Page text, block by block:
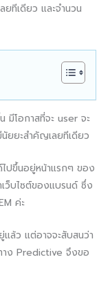
ทีเดียว และจำนวน
มีโอกาสที่จะ user จะ
ยยะสำคัญเลยทีเดียว
ไปขึ้นอยู่หน้าแรกๆ ของ
ว็บไซต์ของแบรนด์ ซึ่ง
ค่ะ
ล้ว แต่อาจจะสับสนว่า
าง Predictive จึงขอ